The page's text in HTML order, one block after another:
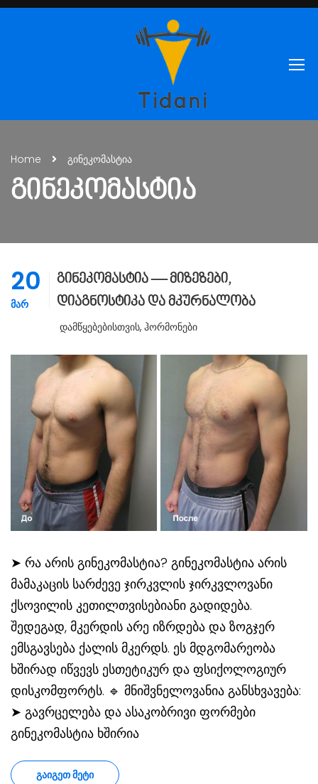
Home გინეკომასტია
ᲒᲘᲜᲔᲙᲝᲛᲐᲡᲢᲘᲐ
20
ᲛᲐᲠ
გინეკომასტია — მიზეზები,
დიაგნოსტიკა და მკურნალობა
Დამწყებებისთვის, Ჰორმონები
➤ რა არის გინეკომასტია? გინეკომასტია არის
მამაკაცის სარძევე ჯირკვლის ჯირკვლოვანი
ქსოვილის კეთილთვისებიანი გადიდება.
შედეგად, მკერდის არე იზრდება და ზოგჯერ
ემსგავსება ქალის მკერდს. ეს მდგომარეობა
ხშირად იწვევს ესთეტიკურ და ფსიქოლოგიურ
დისკომფორტს. 🔹 მნიშვნელოვანია განსხვავება:
➤ გავრცელება და ასაკობრივი ფორმები
გინეკომასტია ხშირია
ᲒᲐᲘᲒᲔᲗ ᲛᲔᲢᲘ